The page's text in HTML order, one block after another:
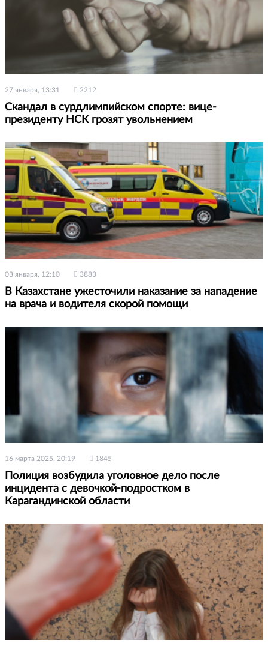
27 января, 13:31 2212
Скандал в сурдлимпийском спорте: вице-
президенту НСК грозят увольнением
03 января, 12:10 3883
В Казахстане ужесточили наказание за нападение
на врача и водителя скорой помощи
16 марта 2025, 20:19 1845
Полиция возбудила уголовное дело после
инцидента с девочкой-подростком в
Карагандинской области